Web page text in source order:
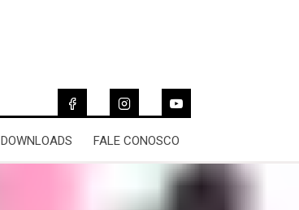
DOWNLOADS FALE CONOSCO